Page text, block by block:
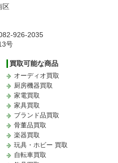
区
926-2035
号
買取可能な商品
オーディオ買取
厨房機器買取
家電買取
家具買取
ブランド品買取
骨董品買取
楽器買取
玩具・ホビー 買取
自転車買取